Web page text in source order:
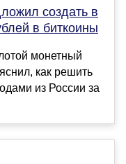
создать в
в биткоины
монетный
как решить
из России за